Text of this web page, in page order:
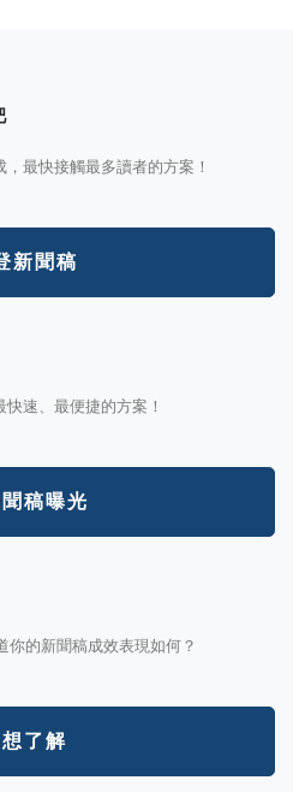
最快接觸最多讀者的方案！
新聞稿
速、最便捷的方案！
稿曝光
的新聞稿成效表現如何？
了解